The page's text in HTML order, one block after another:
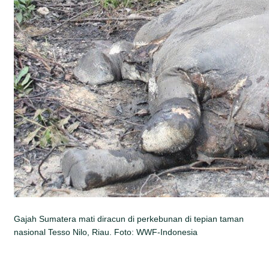
Gajah Sumatera mati diracun di perkebunan di tepian taman
nasional Tesso Nilo, Riau. Foto: WWF-Indonesia